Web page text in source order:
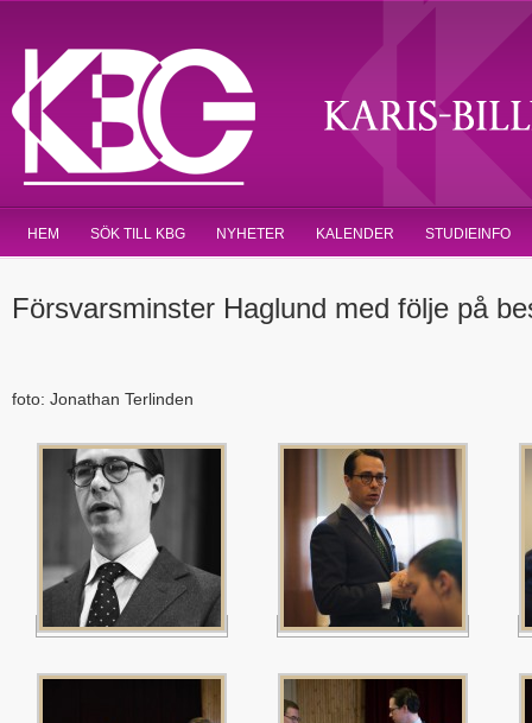
HEM SÖK TILL KBG NYHETER KALENDER STUDIEINFO
Försvarsminster Haglund med följe på
foto: Jonathan Terlinden